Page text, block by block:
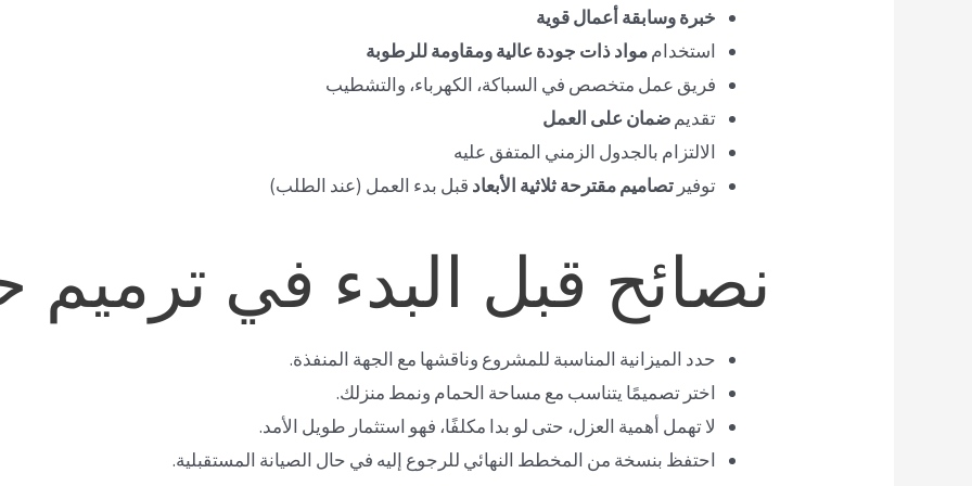
خبرة وسابقة أعمال قوية
استخداممواد ذات جودة عالية ومقاومة للرطوبة
فريق عمل متخصص في السباكة، الكهرباء، والتشطيب
تقديمضمان على العمل
الالتزام بالجدول الزمني المتفق عليه
توفيرتصاميم مقترحة ثلاثية الأبعاد قبل بدء العمل (عند الطلب)
نصائح قبل البدء في
حدد الميزانية المناسبة للمشروع وناقشها مع الجهة المنفذة.
اختر تصميمًا يتناسب مع مساحة الحمام ونمط منزلك.
لا تهمل أهمية العزل، حتى لو بدا مكلفًا، فهو استثمار طويل الأمد.
احتفظ بنسخة من المخطط النهائي للرجوع إليه في حال الصيانة المستقبلية.